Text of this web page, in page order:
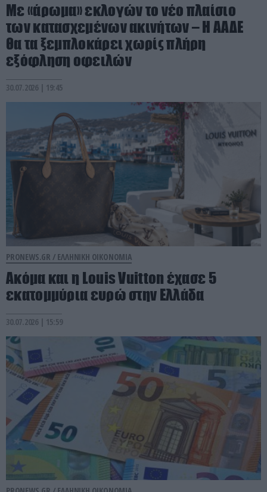
Με «άρωμα» εκλογών το νέο πλαίσιο
των κατασχεμένων ακινήτων – Η ΑΑΔΕ
θα τα ξεμπλοκάρει χωρίς πλήρη
εξόφληση οφειλών
30.07.2026 | 19:45
PRONEWS.GR / ΕΛΛΗΝΙΚΗ ΟΙΚΟΝΟΜΙΑ
Ακόμα και η Louis Vuitton έχασε 5
εκατομμύρια ευρώ στην Ελλάδα
30.07.2026 | 15:59